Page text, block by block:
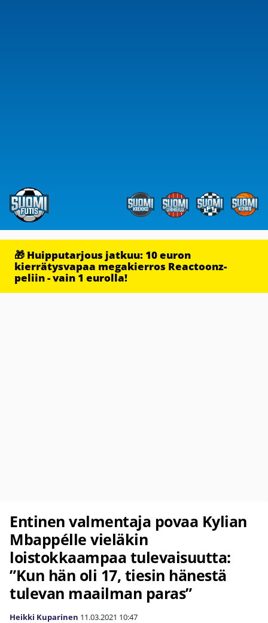
🎁 Huipputarjous jatkuu: 10 euron
kierrätysvapaa megakierros Reactoonz-
peliin - vain 1 eurolla!
Entinen valmentaja povaa Kylian
Mbappélle vieläkin
loistokkaampaa tulevaisuutta:
”Kun hän oli 17, tiesin hänestä
tulevan maailman paras”
Heikki Kuparinen 11.03.2021 10:47